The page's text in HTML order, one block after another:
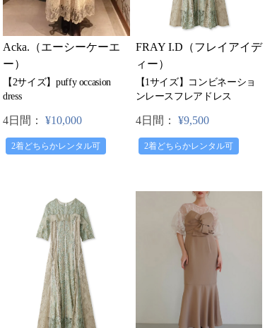
Acka.（エーシーケーエ
ー）
【2サイズ】puffy occasion
dress
4日間： ¥10,000
2着どちらかレンタル可
FRAY I.D（フレイアイデ
ィー）
【1サイズ】コンビネーショ
ンレースフレアドレス
4日間： ¥9,500
2着どちらかレンタル可